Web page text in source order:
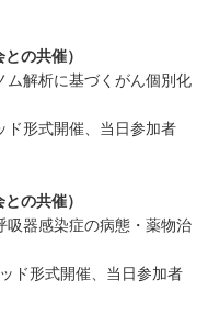
の共催）
ム解析に基づくがん個別化
ド形式開催、当日参加者
の共催）
吸器感染症の病態・薬物治
ド形式開催、当日参加者